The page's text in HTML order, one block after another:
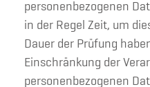
personenbezogenen
in der Regel Zeit, um
Dauer der Prüfung
Einschränkung der
personenbezogenen